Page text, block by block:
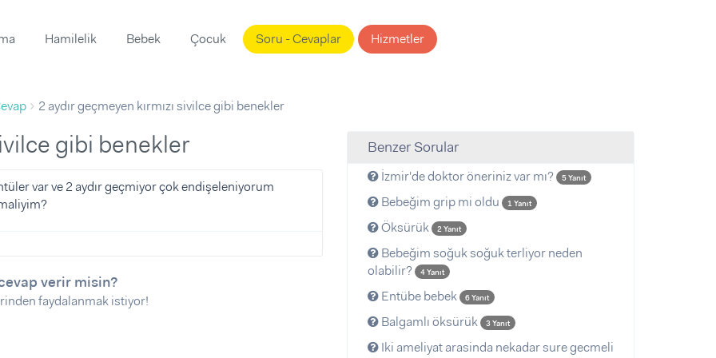
Hamilelik Bebek Çocuk Soru - Cevaplar Hizmetler
2 aydır geçmeyen kırmızı sivilce gibi benekler
gibi benekler
var ve 2 aydır geçmiyor çok endişeleniyorum
verir misin?
faydalanmak istiyor!
Benzer Sorular
İzmir'de doktor öneriniz var mı? 5 Yanıt
Bebeğim grip mi oldu 1 Yanıt
Öksürük 2 Yanıt
Bebeğim soğuk soğuk terliyor neden
olabilir?
4 Yanıt
Entübe bebek 6 Yanıt
Balgamlı öksürük 3 Yanıt
Iki ameliyat arasinda nekadar sure gecmeli